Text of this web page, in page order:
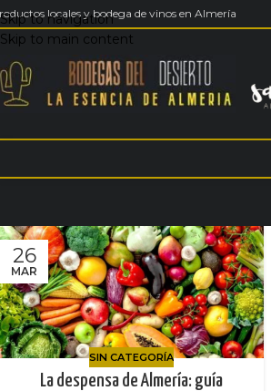
Skip to navigation
Skip to main content
locales y bodega de vinos en Almería
26
MAR
SIN CATEGORÍA
La despensa de Almería: guía